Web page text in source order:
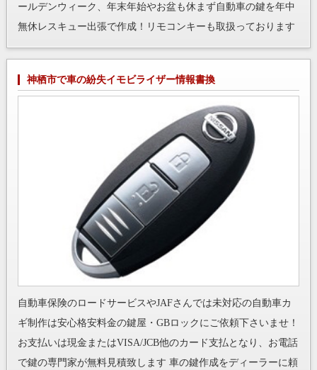
ールデンウィーク、年末年始やお盆も休まず自動車の鍵を年中
無休レスキュー出張で作成！リモコンキーも取扱っております
神栖市で車の紛失イモビライザー情報書換
自動車保険のロードサービスやJAFさんでは未対応の自動車カ
ギ制作は安心格安料金の鍵屋・GBロックにご依頼下さいませ！
お支払いは現金またはVISA/JCB他のカード支払となり、お電話
で鍵の専門家が無料見積致します 車の鍵作成をディーラーに頼